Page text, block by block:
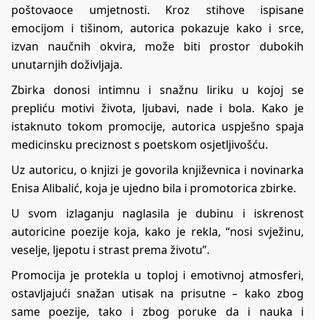
poštovaoce umjetnosti. Kroz stihove ispisane
emocijom i tišinom, autorica pokazuje kako i srce,
izvan naučnih okvira, može biti prostor dubokih
unutarnjih doživljaja.
Zbirka donosi intimnu i snažnu liriku u kojoj se
prepliću motivi života, ljubavi, nade i bola. Kako je
istaknuto tokom promocije, autorica uspješno spaja
medicinsku preciznost s poetskom osjetljivošću.
Uz autoricu, o knjizi je govorila književnica i novinarka
Enisa Alibalić, koja je ujedno bila i promotorica zbirke.
U svom izlaganju naglasila je dubinu i iskrenost
autoricine poezije koja, kako je rekla, “nosi svježinu,
veselje, ljepotu i strast prema životu”.
Promocija je protekla u toploj i emotivnoj atmosferi,
ostavljajući snažan utisak na prisutne – kako zbog
same poezije, tako i zbog poruke da i nauka i